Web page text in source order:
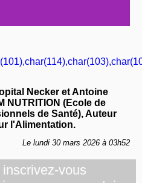
Necker et Antoine
NUTRITION (Ecole de
de Santé), Auteur
l'Alimentation.
Le lundi 30 mars 2026 à 03h52
vous